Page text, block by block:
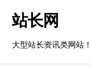
站长网
大型站长资讯类网站